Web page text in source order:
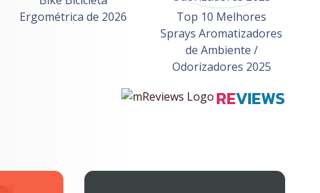
Ergométrica de 2026
Top 10 Melhores
Sprays Aromatizadores
de Ambiente /
Odorizadores 2025
REVIEWS